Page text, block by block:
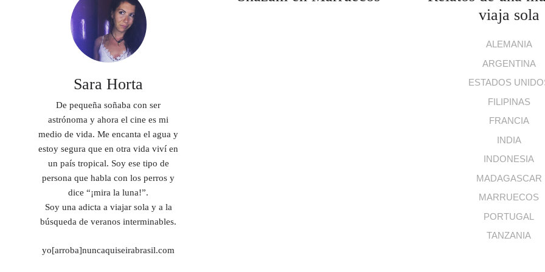
Sara Horta
De pequeña soñaba con ser
astrónoma y ahora el cine es mi
medio de vida. Me encanta el agua y
estoy segura que en otra vida viví en
un país tropical. Soy ese tipo de
persona que habla con los perros y
dice “¡mira la luna!”.
Soy una adicta a viajar sola y a la
búsqueda de veranos interminables.
yo[arroba]nuncaquiseirabrasil.com
viaja sola
ALEMANIA
ARGENTINA
ESTADOS
FILIPINAS
FRANCIA
INDIA
INDONESIA
MADAGASCAR
MARRUECOS
PORTUGAL
TANZANIA